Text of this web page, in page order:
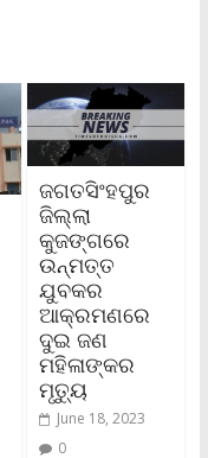
ଜଗତସିଂହପୁର
ଜିଲ୍ଲା
କୁଜଙ୍ଗରେ
ଉନ୍ମତ୍ତ
ଯୁବକର
ଆକ୍ରମଣରେ
ଦୁଇ ଜଣ
ମହିଳାଙ୍କର
ମୃତ୍ୟୁ
June 18, 2023
0